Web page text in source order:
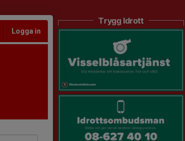
Logga in
Trygg Idrott